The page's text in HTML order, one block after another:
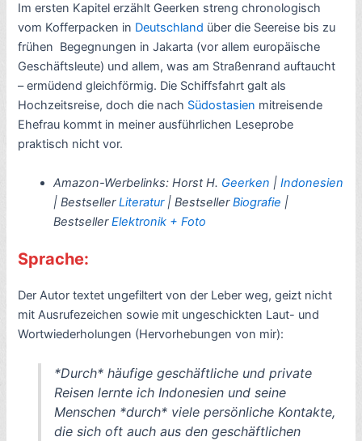
Im ersten Kapitel erzählt Geerken streng chronologisch
vom Kofferpacken in Deutschland über die Seereise bis zu
frühen Begegnungen in Jakarta (vor allem europäische
Geschäftsleute) und allem, was am Straßenrand auftaucht
– ermüdend gleichförmig. Die Schiffsfahrt galt als
Hochzeitsreise, doch die nach Südostasien mitreisende
Ehefrau kommt in meiner ausführlichen Leseprobe
praktisch nicht vor.
Amazon-Werbelinks: Horst H. Geerken |Indonesien
| Bestseller Literatur| Bestseller Biografie |
Bestseller Elektronik + Foto
Sprache:
Der Autor textet ungefiltert von der Leber weg, geizt nicht
mit Ausrufezeichen sowie mit ungeschickten Laut- und
Wortwiederholungen (Hervorhebungen von mir):
*Durch* häufige geschäftliche und private
Reisen lernte ich Indonesien und seine
Menschen *durch* viele persönliche Kontakte,
die sich oft auch aus den geschäftlichen